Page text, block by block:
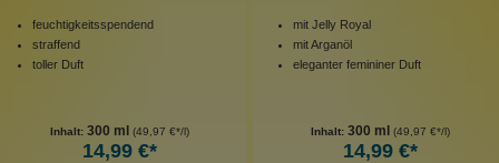
feuchtigkeitsspendend
straffend
toller Duft
Inhalt: 300 ml (49,97 €*/l)
14,99 €*
mit Jelly Royal
mit Arganöl
eleganter femininer Duft
Inhalt: 300 ml (49,97 €*/l)
14,99 €*